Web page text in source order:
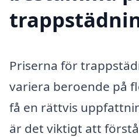
Priserna för
variera beroende på
få en rättvis
är det viktigt att